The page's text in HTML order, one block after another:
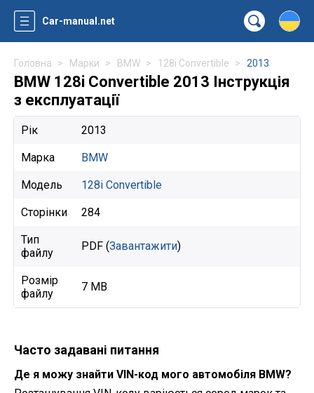
Car-manual.net
Головна Марки BMW 128i Convertible 2013
BMW 128i Convertible 2013 Інструкція
з експлуатації
Рік 2013
Марка BMW
Модель 128i Convertible
Сторінки 284
Тип
файлу
PDF (Завантажити)
Розмір
файлу
7 MB
Часто задавані питання
Де я можу знайти VIN-код мого автомобіля BMW?